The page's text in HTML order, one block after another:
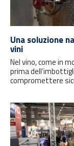
Una soluzione
vini
Nel vino, come in
prima
compromettere